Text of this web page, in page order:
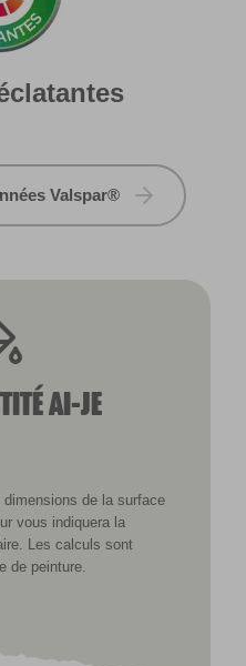
Valspar®
AI-JE
de la surface
vous indiquera la
Les calculs sont
de peinture.